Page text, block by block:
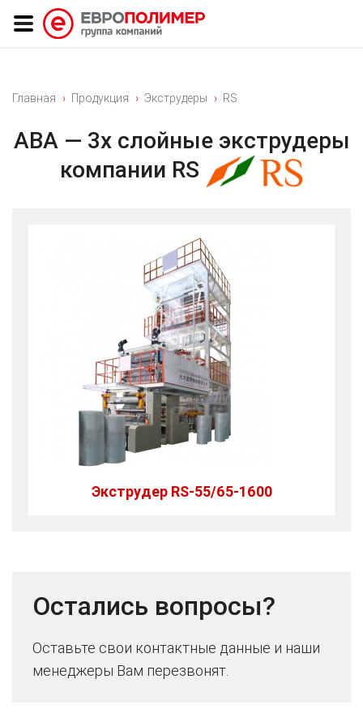
Главная Продукция Экструдеры RS
ABA — 3х слойные экструдеры
компании RS
Экструдер RS-55/65-1600
Остались вопросы?
Оставьте свои контактные данные и наши
менеджеры Вам перезвонят.